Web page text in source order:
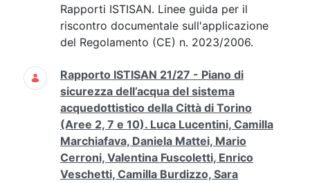
Rapporti ISTISAN. Linee guida per il
riscontro documentale sull'applicazione
del Regolamento (CE) n. 2023/2006.
Rapporto ISTISAN 21/27 - Piano di
sicurezza dell’acqua del sistema
acquedottistico della Città di Torino
(Aree 2, 7 e 10). Luca Lucentini, Camilla
Marchiafava, Daniela Mattei, Mario
Cerroni, Valentina Fuscoletti, Enrico
Veschetti, Camilla Burdizzo, Sara